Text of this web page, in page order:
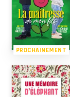
PROCHAINEMENT